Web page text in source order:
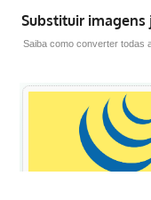
Substituir
Saiba como converter todas